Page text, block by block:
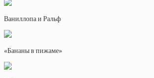
Ваниллопа и Ральф
«Бананы в пижаме»